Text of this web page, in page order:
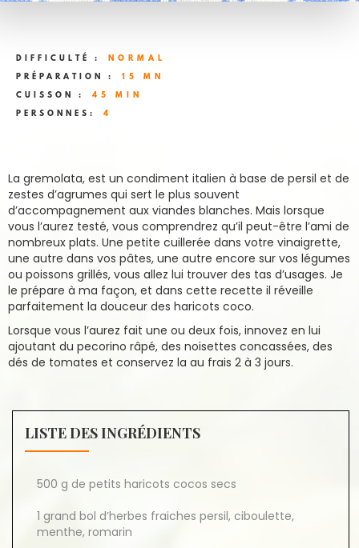
DIFFICULTÉ : NORMAL
PRÉPARATION : 15 MN
CUISSON : 45 MIN
PERSONNES: 4
La gremolata, est un condiment italien à base de persil et de
zestes d’agrumes qui sert le plus souvent
d’accompagnement aux viandes blanches. Mais lorsque
vous l’aurez testé, vous comprendrez qu’il peut-être l’ami de
nombreux plats. Une petite cuillerée dans votre vinaigrette,
une autre dans vos pâtes, une autre encore sur vos légumes
ou poissons grillés, vous allez lui trouver des tas d’usages. Je
le prépare à ma façon, et dans cette recette il réveille
parfaitement la douceur des haricots coco.
Lorsque vous l’aurez fait une ou deux fois, innovez en lui
ajoutant du pecorino râpé, des noisettes concassées, des
dés de tomates et conservez la au frais 2 à 3 jours.
LISTE DES INGRÉDIENTS
500 g de petits haricots cocos secs
1 grand bol d’herbes fraiches persil, ciboulette,
menthe, romarin